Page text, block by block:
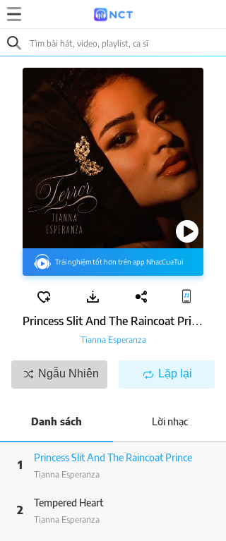
Trải nghiệm tốt hơn trên app NhacCuaTui
Princess Slit And The Raincoat Prince
Tianna Esperanza
Ngẫu Nhiên Lặp lại
Danh sách Lời nhạc
1
Princess Slit And The Raincoat Prince
Tianna Esperanza
2
Tempered Heart
Tianna Esperanza